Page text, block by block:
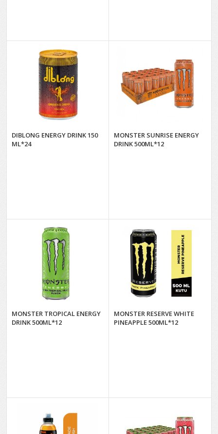
DIBLONG ENERGY DRINK 150
ML*24
MONSTER SUNRISE ENERGY
DRINK 500ML*12
MONSTER TROPICAL ENERGY
DRINK 500ML*12
MONSTER RESERVE WHITE
PINEAPPLE 500ML*12